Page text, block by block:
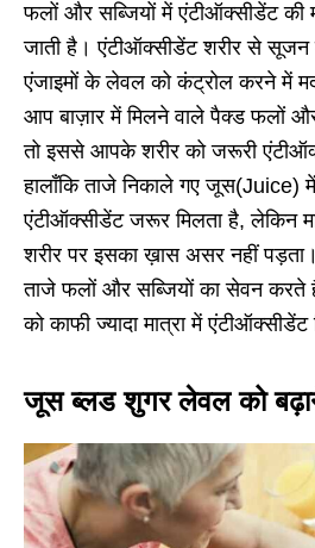
फलों और सब्जियों में एंटीऑक्सीडेंट की
जाती है। एंटीऑक्सीडेंट शरीर से
एंजाइमों के लेवल को कंट्रोल करने में
आप बाज़ार में मिलने वाले पैक्ड फलों
तो इससे आपके शरीर को जरूरी
हालाँकि ताजे निकाले गए जूस(Juice)
एंटीऑक्सीडेंट जरूर मिलता है, लेकिन
शरीर पर इसका ख़ास असर नहीं
ताजे फलों और सब्जियों का सेवन
को काफी ज्यादा मात्रा में एंटीऑक्सीडेंट
जूस ब्लड शुगर लेवल को